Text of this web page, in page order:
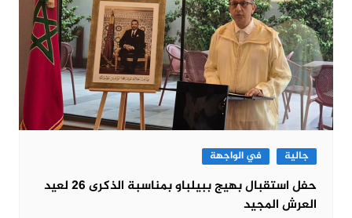
جالية في الواجهة
حفل استقبال بهيج ببيلباو بمناسبة الذكرى 26 لعيد
العرش المجيد